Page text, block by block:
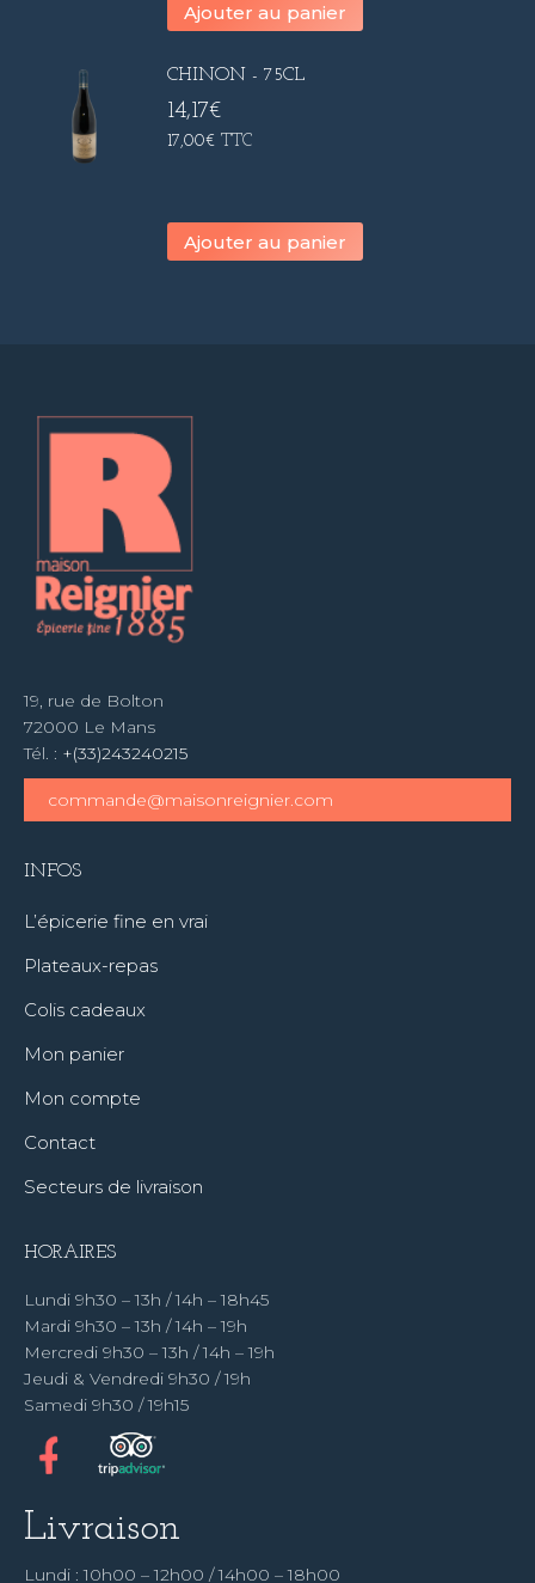
Ajouter au panier
CHINON - 75CL
14,17€
17,00€ TTC
Ajouter au panier
19, rue de Bolton
72000 Le Mans
Tél. : +(33)243240215
commande@maisonreignier.com
INFOS
L’épicerie fine en vrai
Plateaux-repas
Colis cadeaux
Mon panier
Mon compte
Contact
Secteurs de livraison
HORAIRES
Lundi 9h30 – 13h / 14h – 18h45
Mardi 9h30 – 13h / 14h – 19h
Mercredi 9h30 – 13h / 14h – 19h
Jeudi & Vendredi 9h30 / 19h
Samedi 9h30 / 19h15
Livraison
Lundi : 10h00 – 12h00 / 14h00 – 18h00